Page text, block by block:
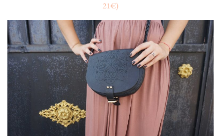
21€)